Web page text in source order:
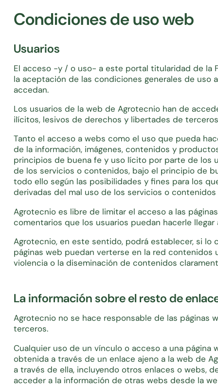
Condiciones de uso web
Usuarios
El acceso -y / o uso- a este portal titularidad de la
la aceptación de las condiciones generales de uso
accedan.
Los usuarios de la web de Agrotecnio han de
ilícitos, lesivos de derechos y libertades de
Tanto el acceso a webs como el uso que pueda
de la información, imágenes, contenidos y
principios de buena fe y uso lícito por parte de los
de los servicios o contenidos, bajo el principio de
todo ello según las posibilidades y fines para los
derivadas del mal uso de los servicios o
Agrotecnio es libre de limitar el acceso a las
comentarios que los usuarios puedan hacerle
Agrotecnio, en este sentido, podrá establecer, si
páginas web puedan verterse en la red
violencia o la diseminación de contenidos
La información sobre el resto de
Agrotecnio no se hace responsable de las
terceros.
Cualquier uso de un vínculo o acceso a una
obtenida a través de un enlace ajeno a la web de
a través de ella, incluyendo otros enlaces o webs,
acceder a la información de otras webs desde la